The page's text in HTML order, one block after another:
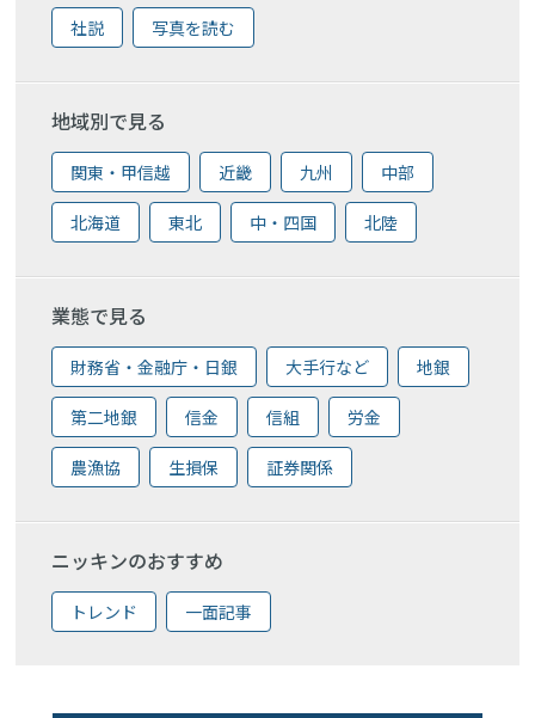
社説 写真を読む
地域別で見る
関東・甲信越 近畿 九州 中部
北海道 東北 中・四国 北陸
業態で見る
財務省・金融庁・日銀 大手行など 地銀
第二地銀 信金 信組 労金
農漁協 生損保 証券関係
ニッキンのおすすめ
トレンド 一面記事